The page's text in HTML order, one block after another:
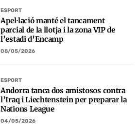
ESPORT
Apel·lació manté el tancament
parcial de la llotja i la zona VIP de
l’estadi d’Encamp
08/05/2026
ESPORT
Andorra tanca dos amistosos contra
l’Iraq i Liechtenstein per preparar la
Nations League
04/05/2026